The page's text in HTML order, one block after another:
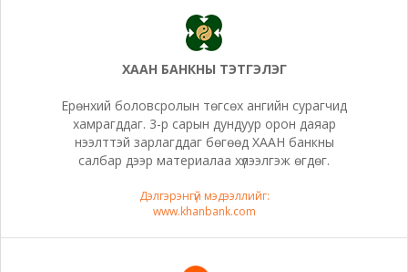
ХААН БАНКНЫ ТЭТГЭЛЭГ
Ерөнхий боловсролын төгсөх ангийн сурагчид
хамрагддаг. 3-р сарын дундуур орон даяар
нээлттэй зарлагддаг бөгөөд ХААН банкны
салбар дээр материалаа хүлээлгэж өгдөг.
Дэлгэрэнгүй мэдээллийг:
www.khanbank.com